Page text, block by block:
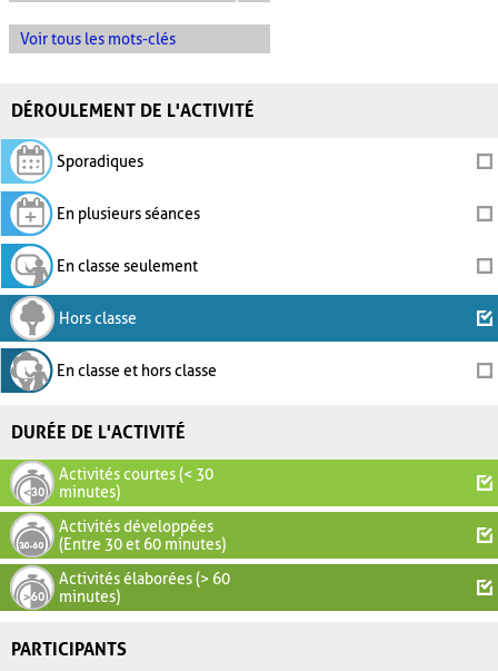
Voir tous les mots-clés
DÉROULEMENT DE L'ACTIVITÉ
Sporadiques
En plusieurs séances
En classe seulement
Hors classe
En classe et hors classe
DURÉE DE L'ACTIVITÉ
Activités courtes (< 30
minutes)
Activités développées
(Entre 30 et 60 minutes)
Activités élaborées (> 60
minutes)
PARTICIPANTS